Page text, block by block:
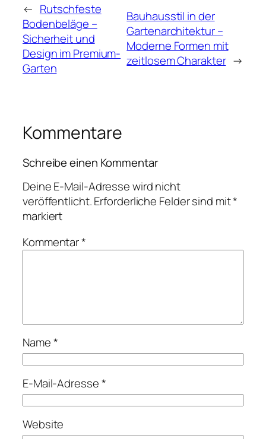
← Rutschfeste
Bodenbeläge –
Sicherheit und
Design im Premium-
Garten
Bauhausstil in der
Gartenarchitektur –
Moderne Formen mit
zeitlosem Charakter →
Kommentare
Schreibe einen Kommentar
Deine E-Mail-Adresse wird nicht
veröffentlicht.Erforderliche Felder sind mit*
markiert
Kommentar*
Name*
E-Mail-Adresse*
Website